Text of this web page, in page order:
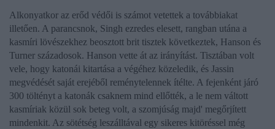
Alkonyatkor az erőd védői is számot vetettek a továbbiakat
illetően. A parancsnok, Singh ezredes elesett, rangban utána a
kasmíri lövészekhez beosztott brit tisztek következtek, Hanson és
Turner századosok. Hanson vette át az irányítást. Tisztában volt
vele, hogy katonái kitartása a végéhez közeledik, és Jassin
megvédését saját erejéből reménytelennek ítélte. A fejenként járó
300 töltényt a katonák csaknem mind ellőtték, a le nem váltott
kasmíriak közül sok beteg volt, a szomjúság majd' megőrjített
mindenkit. Az sötétség leszálltával egy sikeres kitöréssel még